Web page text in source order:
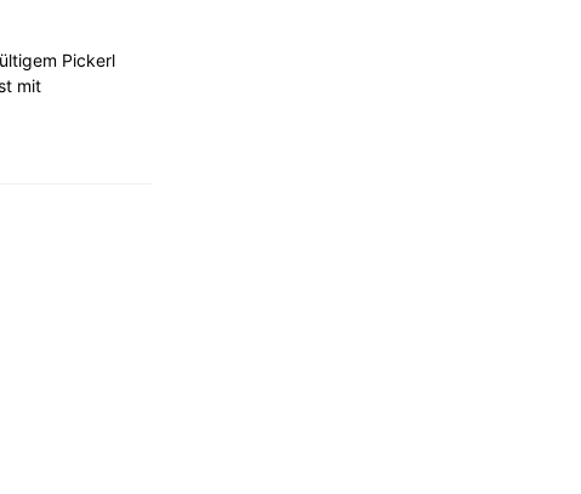
Pickerl
mit